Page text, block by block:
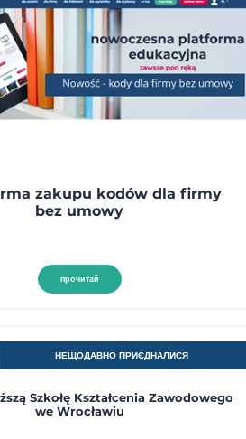
zakupu kodów dla firmy
bez umowy
прочитай
НЕЩОДАВНО ПРИЄДНАЛИСЯ
Szkołę Kształcenia Zawodowego
we Wrocławiu